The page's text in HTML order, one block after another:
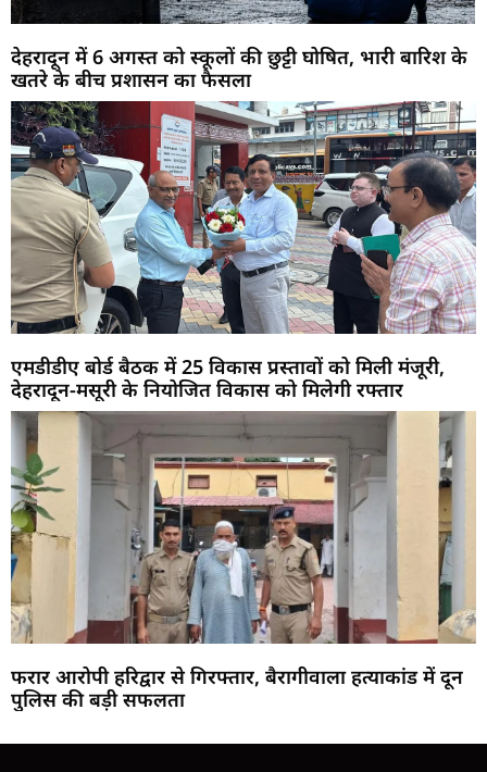
देहरादून में 6 अगस्त को स्कूलों की छुट्टी घोषित, भारी बारिश के
खतरे के बीच प्रशासन का फैसला
एमडीडीए बोर्ड बैठक में 25 विकास प्रस्तावों को मिली मंजूरी,
देहरादून-मसूरी के नियोजित विकास को मिलेगी रफ्तार
फरार आरोपी हरिद्वार से गिरफ्तार, बैरागीवाला हत्याकांड में दून
पुलिस की बड़ी सफलता